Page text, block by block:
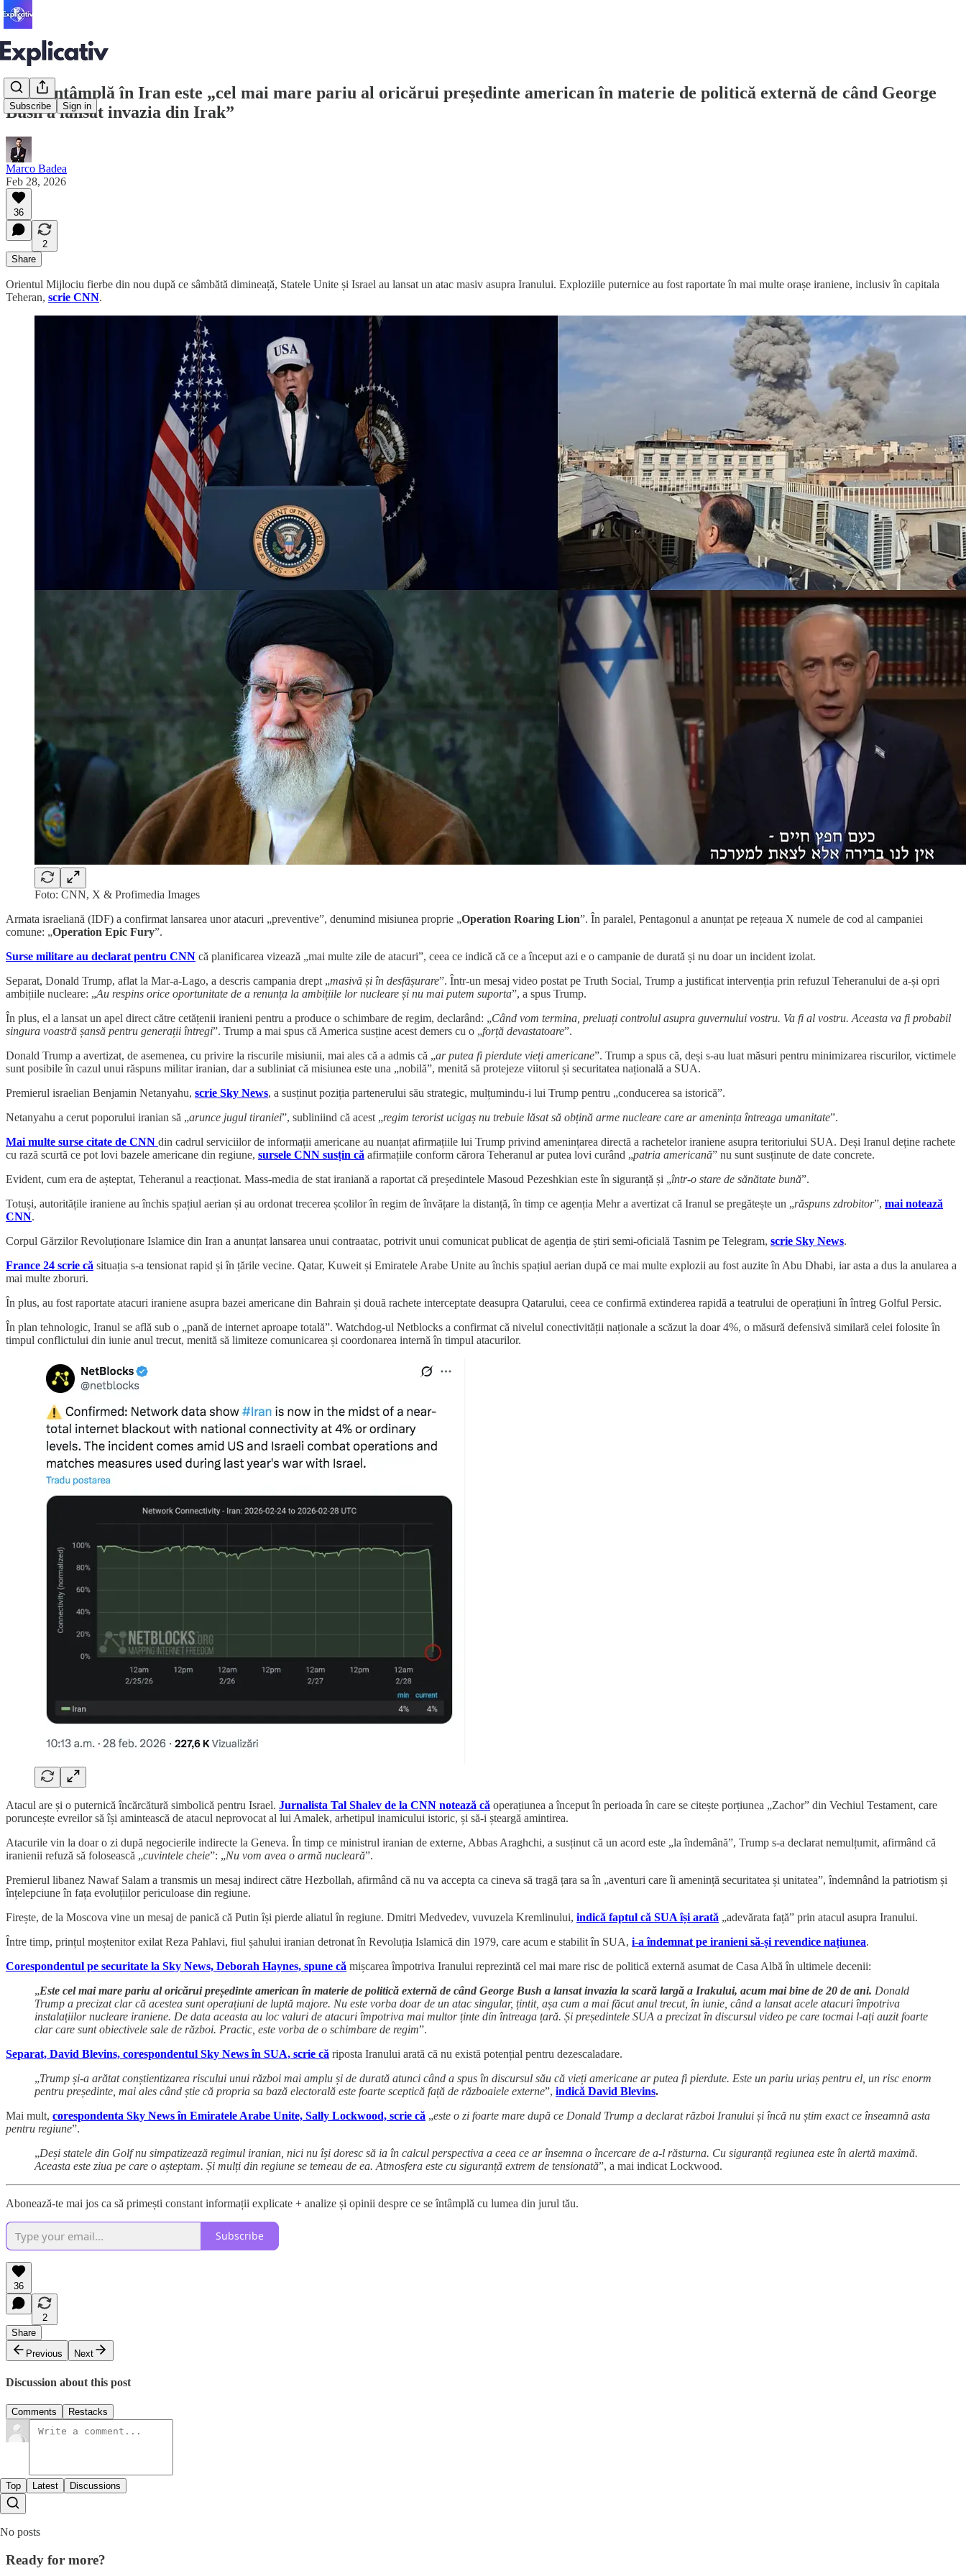
Subscribe Sign in
Ce se întâmplă în Iran este „cel mai mare pariu al oricărui președinte american în materie de politică externă de când George
Bush a lansat invazia din Irak”
Marco Badea
Feb 28, 2026
36
2
Share
Orientul Mijlociu fierbe din nou după ce sâmbătă dimineață, Statele Unite și Israel au lansat un atac masiv asupra Iranului. Exploziile puternice au fost raportate în mai multe orașe iraniene, inclusiv în capitala
Teheran, scrie CNN.
Foto: CNN, X & Profimedia Images
Armata israeliană (IDF) a confirmat lansarea unor atacuri „preventive”, denumind misiunea proprie „Operation Roaring Lion”. În paralel, Pentagonul a anunțat pe rețeaua X numele de cod al campaniei
comune: „Operation Epic Fury”.
Surse militare au declarat pentru CNN că planificarea vizează „mai multe zile de atacuri”, ceea ce indică că ce a început azi e o campanie de durată și nu doar un incident izolat.
Separat, Donald Trump, aflat la Mar-a-Lago, a descris campania drept „masivă și în desfășurare”. Într-un mesaj video postat pe Truth Social, Trump a justificat intervenția prin refuzul Teheranului de a-și opri
ambițiile nucleare: „Au respins orice oportunitate de a renunța la ambițiile lor nucleare și nu mai putem suporta”, a spus Trump.
În plus, el a lansat un apel direct către cetățenii iranieni pentru a produce o schimbare de regim, declarând: „Când vom termina, preluați controlul asupra guvernului vostru. Va fi al vostru. Aceasta va fi probabil
singura voastră șansă pentru generații întregi”. Trump a mai spus că America susține acest demers cu o „forță devastatoare”.
Donald Trump a avertizat, de asemenea, cu privire la riscurile misiunii, mai ales că a admis că „ar putea fi pierdute vieți americane”. Trump a spus că, deși s-au luat măsuri pentru minimizarea riscurilor, victimele
sunt posibile în cazul unui răspuns militar iranian, dar a subliniat că misiunea este una „nobilă”, menită să protejeze viitorul și securitatea națională a SUA.
Premierul israelian Benjamin Netanyahu, scrie Sky News, a susținut poziția partenerului său strategic, mulțumindu-i lui Trump pentru „conducerea sa istorică”.
Netanyahu a cerut poporului iranian să „arunce jugul tiraniei”, subliniind că acest „regim terorist ucigaș nu trebuie lăsat să obțină arme nucleare care ar amenința întreaga umanitate”.
Mai multe surse citate de CNN din cadrul serviciilor de informații americane au nuanțat afirmațiile lui Trump privind amenințarea directă a rachetelor iraniene asupra teritoriului SUA. Deși Iranul deține rachete
cu rază scurtă ce pot lovi bazele americane din regiune, sursele CNN susțin că afirmațiile conform cărora Teheranul ar putea lovi curând „patria americană” nu sunt susținute de date concrete.
Evident, cum era de așteptat, Teheranul a reacționat. Mass-media de stat iraniană a raportat că președintele Masoud Pezeshkian este în siguranță și „într-o stare de sănătate bună”.
Totuși, autoritățile iraniene au închis spațiul aerian și au ordonat trecerea școlilor în regim de învățare la distanță, în timp ce agenția Mehr a avertizat că Iranul se pregătește un „răspuns zdrobitor”, mai notează
CNN.
Corpul Gărzilor Revoluționare Islamice din Iran a anunțat lansarea unui contraatac, potrivit unui comunicat publicat de agenția de știri semi-oficială Tasnim pe Telegram, scrie Sky News.
France 24 scrie că situația s-a tensionat rapid și în țările vecine. Qatar, Kuweit și Emiratele Arabe Unite au închis spațiul aerian după ce mai multe explozii au fost auzite în Abu Dhabi, iar asta a dus la anularea a
mai multe zboruri.
În plus, au fost raportate atacuri iraniene asupra bazei americane din Bahrain și două rachete interceptate deasupra Qatarului, ceea ce confirmă extinderea rapidă a teatrului de operațiuni în întreg Golful Persic.
În plan tehnologic, Iranul se află sub o „pană de internet aproape totală”. Watchdog-ul Netblocks a confirmat că nivelul conectivității naționale a scăzut la doar 4%, o măsură defensivă similară celei folosite în
timpul conflictului din iunie anul trecut, menită să limiteze comunicarea și coordonarea internă în timpul atacurilor.
Atacul are și o puternică încărcătură simbolică pentru Israel. Jurnalista Tal Shalev de la CNN notează că operațiunea a început în perioada în care se citește porțiunea „Zachor” din Vechiul Testament, care
poruncește evreilor să își amintească de atacul neprovocat al lui Amalek, arhetipul inamicului istoric, și să-i șteargă amintirea.
Atacurile vin la doar o zi după negocierile indirecte la Geneva. În timp ce ministrul iranian de externe, Abbas Araghchi, a susținut că un acord este „la îndemână”, Trump s-a declarat nemulțumit, afirmând că
iranienii refuză să folosească „cuvintele cheie”: „Nu vom avea o armă nucleară”.
Premierul libanez Nawaf Salam a transmis un mesaj indirect către Hezbollah, afirmând că nu va accepta ca cineva să tragă țara sa în „aventuri care îi amenință securitatea și unitatea”, îndemnând la patriotism și
înțelepciune în fața evoluțiilor periculoase din regiune.
Firește, de la Moscova vine un mesaj de panică că Putin își pierde aliatul în regiune. Dmitri Medvedev, vuvuzela Kremlinului, indică faptul că SUA își arată „adevărata față” prin atacul asupra Iranului.
Între timp, prințul moștenitor exilat Reza Pahlavi, fiul șahului iranian detronat în Revoluția Islamică din 1979, care acum e stabilit în SUA, i-a îndemnat pe iranieni să-și revendice națiunea.
Corespondentul pe securitate la Sky News, Deborah Haynes, spune că mișcarea împotriva Iranului reprezintă cel mai mare risc de politică externă asumat de Casa Albă în ultimele decenii:
„Este cel mai mare pariu al oricărui președinte american în materie de politică externă de când George Bush a lansat invazia la scară largă a Irakului, acum mai bine de 20 de ani. Donald
Trump a precizat clar că acestea sunt operațiuni de luptă majore. Nu este vorba doar de un atac singular, țintit, așa cum a mai făcut anul trecut, în iunie, când a lansat acele atacuri împotriva
instalațiilor nucleare iraniene. De data aceasta au loc valuri de atacuri împotriva mai multor ținte din întreaga țară. Și președintele SUA a precizat în discursul video pe care tocmai l-ați auzit foarte
clar care sunt obiectivele sale de război. Practic, este vorba de o schimbare de regim”.
Separat, David Blevins, corespondentul Sky News în SUA, scrie că riposta Iranului arată că nu există potențial pentru dezescaladare.
„Trump și-a arătat conștientizarea riscului unui război mai amplu și de durată atunci când a spus în discursul său că vieți americane ar putea fi pierdute. Este un pariu uriaș pentru el, un risc enorm
pentru președinte, mai ales când știe că propria sa bază electorală este foarte sceptică față de războaiele externe”, indică David Blevins.
Mai mult, corespondenta Sky News în Emiratele Arabe Unite, Sally Lockwood, scrie că „este o zi foarte mare după ce Donald Trump a declarat război Iranului și încă nu știm exact ce înseamnă asta
pentru regiune”.
„Deși statele din Golf nu simpatizează regimul iranian, nici nu își doresc să ia în calcul perspectiva a ceea ce ar însemna o încercare de a-l răsturna. Cu siguranță regiunea este în alertă maximă.
Aceasta este ziua pe care o așteptam. Și mulți din regiune se temeau de ea. Atmosfera este cu siguranță extrem de tensionată”, a mai indicat Lockwood.
Abonează-te mai jos ca să primești constant informații explicate + analize și opinii despre ce se întâmplă cu lumea din jurul tău.
Subscribe
36
2
Share
Previous
Next
Discussion about this post
Comments Restacks
Top Latest Discussions
No posts
Ready for more?